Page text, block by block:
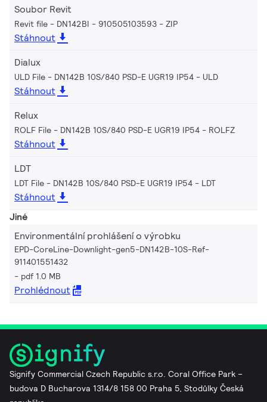
Soubor Revit
Revit file - DN142BI - 910505103593 ZIP
Stáhnout
Dialux
ULD File - DN142B 10S/840 PSD-E UGR19 IP54 ULD
Stáhnout
Relux
ROLF File - DN142B 10S/840 PSD-E UGR19 IP54 ROLFZ
Stáhnout
LDT
LDT File - DN142B 10S/840 PSD-E UGR19 IP54 LDT
Stáhnout
Jiné
Environmentální prohlášení o výrobku
EPD-CoreLine-Downlight-gen5-DN142B-10S-Ref-
911401551432
pdf 1.0 MB
Prohlédnout
Signify Commercial Czech Republic s.r.o. Coral Office Park –
budova D Bucharova 1314/8 158 00 Praha 5, Stodůlky Česká